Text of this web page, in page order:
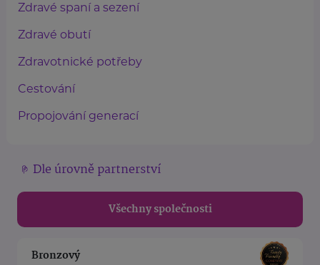
Zdravé spaní a sezení
Zdravé obutí
Zdravotnické potřeby
Cestování
Propojování generací
Dle úrovně partnerství
Všechny společnosti
Bronzový